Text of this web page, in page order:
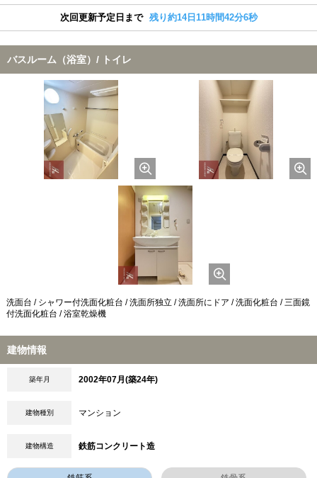
次回更新予定日まで 残り約14日11時間42分5秒
バスルーム（浴室）/ トイレ
洗面台 / シャワー付洗面化粧台 / 洗面所独立 / 洗面所にドア / 洗面化粧台 / 三面鏡
付洗面化粧台 / 浴室乾燥機
建物情報
築年月 2002年07月(築24年)
建物種別 マンション
建物構造 鉄筋コンクリート造